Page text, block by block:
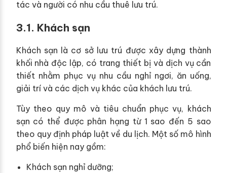
tác và người có nhu cầu thuê lưu trú.
3.1. Khách sạn
Khách sạn là cơ sở lưu trú được xây dựng thành
khối nhà độc lập, có trang thiết bị và dịch vụ cần
thiết nhằm phục vụ nhu cầu nghỉ ngơi, ăn uống,
giải trí và các dịch vụ khác của khách lưu trú.
Tùy theo quy mô và tiêu chuẩn phục vụ, khách
sạn có thể được phân hạng từ 1 sao đến 5 sao
theo quy định pháp luật về du lịch. Một số mô hình
phổ biến hiện nay gồm:
Khách sạn nghỉ dưỡng;